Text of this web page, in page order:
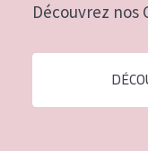
Peau
Découvrez nos